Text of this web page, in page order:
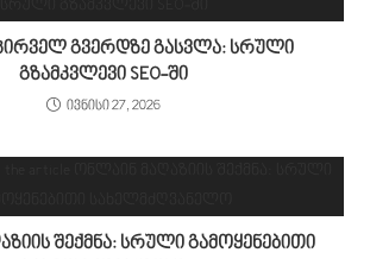
პირველ გვერდზე გასვლა: სრული
გზამკვლევი SEO-ში
ივნისი 27, 2026
შექმნა: სრული გამოყენებითი